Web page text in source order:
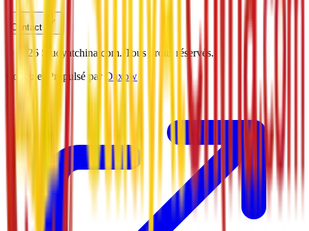
Contact
© 2026 Studyatchina.com. Tous droits réservés.
Conçu et Propulsé par Daxow